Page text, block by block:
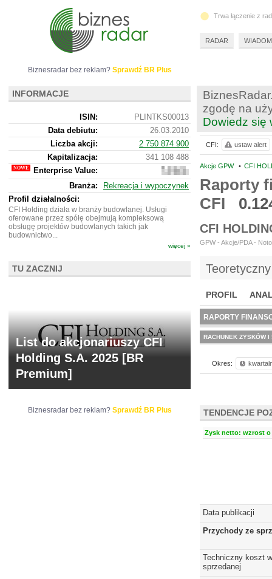
zgodę na
Dowiedz się
Akcje GPW • CFI
Raporty
CFI
CFI
GPW - Akcje/PDA -
PROFIL
BR LAB
RAPORTY
RACHUNEK ZYSKÓW I
Okres:
TENDENCJE
Zysk netto: wzrost o
Data publikacji
Przychody ze
Techniczny koszt
sprzedanej
CFI: ustaw alert
Biznesradar bez reklam? Sprawdź BR Plus
INFORMACJE
ISIN:
PLINTKS00013
Data debiutu:
26.03.2010
Liczba akcji:
2 750 874 900
Kapitalizacja:
341 108 488
Enterprise Value:
519
343
488
Branża:
Rekreacja i wypoczynek
Profil działalności:
CFI Holding działa w branży budowlanej. Usługi
oferowane przez spółę obejmują kompleksową
obsługę projektów budowlanych takich jak
budownictwo...
więcej »
TU ZACZNIJ
List do akcjonariuszy CFI
Holding S.A. 2025 [BR
Premium]
Biznesradar bez reklam? Sprawdź BR Plus
Trwa łączenie z
RADAR